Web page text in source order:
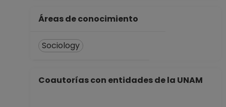
Áreas de conocimiento
Sociology
Coautorías con entidades de la UNAM